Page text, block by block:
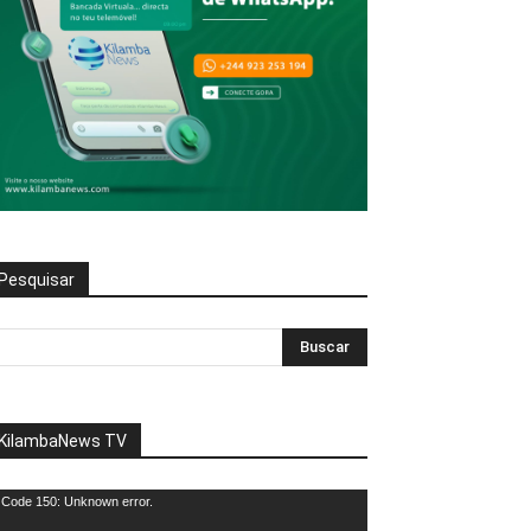
TV
Code 150: Unknown error.